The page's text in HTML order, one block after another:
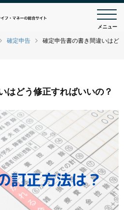
メニュー
確定申告
確定申告書の書き間違いはど
はどう修正すればいいの？